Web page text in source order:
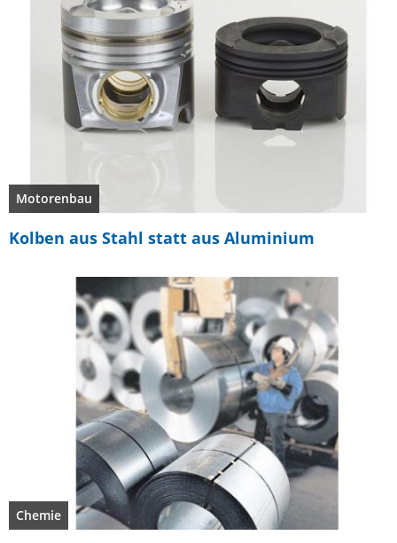
Motorenbau
Kolben aus Stahl statt aus Aluminium
Chemie